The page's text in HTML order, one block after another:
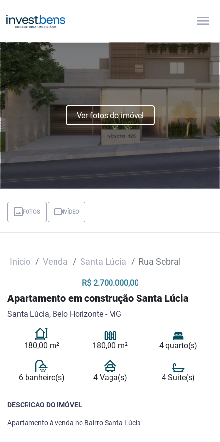
menu
Ver fotos do imóvel
FOTOS VÍDEO
Início Venda Santa Lúcia Rua Sobral
R$ 2.700.000,00
Apartamento em construção Santa Lúcia
Santa Lúcia, Belo Horizonte - MG
180,00 m² 180,00 m² 4 quarto(s)
6 banheiro(s) 4 Vaga(s) 4 Suite(s)
DESCRICAO DO IMÓVEL
Apartamento à venda no Bairro Santa Lúcia